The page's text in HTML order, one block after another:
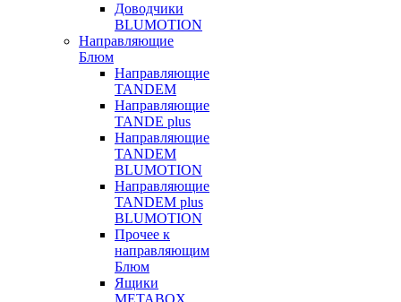
Доводчики
BLUMOTION
Направляющие
Блюм
Направляющие
TANDEM
Направляющие
TANDE plus
Направляющие
TANDEM
BLUMOTION
Направляющие
TANDEM plus
BLUMOTION
Прочее к
направляющим
Блюм
Ящики
METABOX